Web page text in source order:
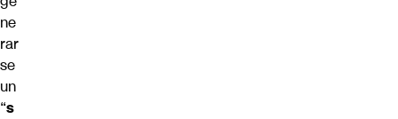
ne
rar
se
un
“s